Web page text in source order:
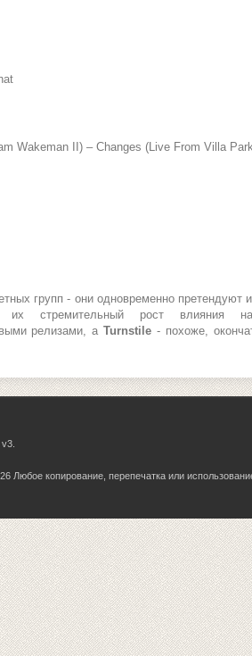
Wakeman II) – Changes (Live From Villa
групп - они одновременно претендуют
их стремительный рост влияния
релизами, аTurnstile- похоже,
v3.
Любое копирование, перепечатка или